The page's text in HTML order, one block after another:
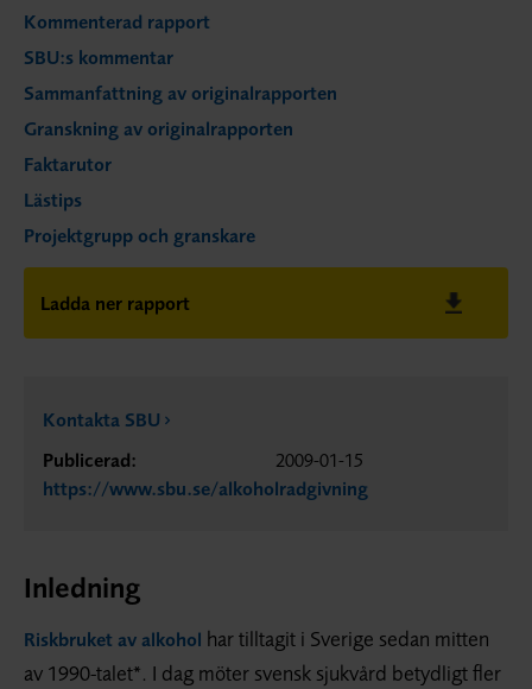
Kommenterad rapport
SBU:s kommentar
Sammanfattning av originalrapporten
Granskning av originalrapporten
Faktarutor
Lästips
Projektgrupp och granskare
Ladda ner rapport
Kontakta SBU
Publicerad:
2009-01-15
https://www.sbu.se/alkoholradgivning
Inledning
Riskbruket av alkohol har tilltagit i Sverige sedan mitten
av 1990-talet*. I dag möter svensk sjukvård betydligt fler